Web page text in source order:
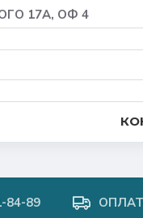
17А, ОФ 4
84-89